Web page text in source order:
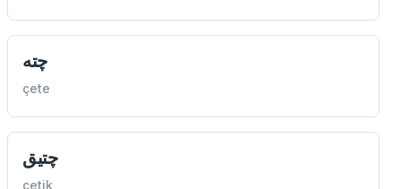
چته
çete
چتيق
çetik